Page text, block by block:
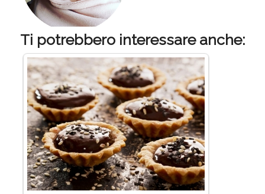
Ti potrebbero interessare anche: